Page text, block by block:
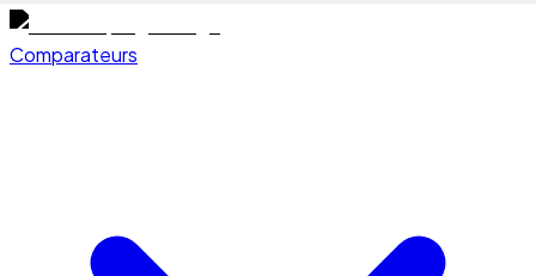
Comparateurs